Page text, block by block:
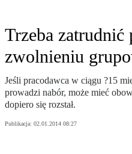
Trzeba zatrudnić
zwolnieniu
Jeśli pracodawca w ciągu ?15
prowadzi nabór, może mieć
dopiero się rozstał.
Publikacja: 02.01.2014 08:27